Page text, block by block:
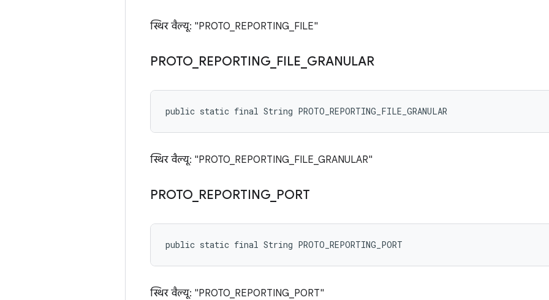
स्थिर वैल्यू: "PROTO_REPORTING_FILE"
PROTO REPORTING FILE GRANULAR
public static final String PROTO_REPORTING_FILE_GRANULAR
स्थिर वैल्यू: "PROTO_REPORTING_FILE_GRANULAR"
PROTO REPORTING PORT
public static final String PROTO_REPORTING_PORT
स्थिर वैल्यू: "PROTO_REPORTING_PORT"